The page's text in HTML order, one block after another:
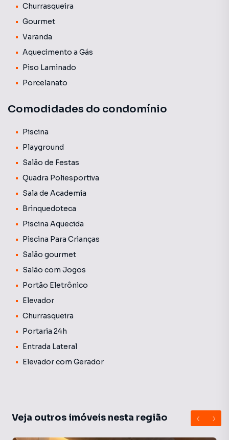
Churrasqueira
Gourmet
Varanda
Aquecimento a Gás
Piso Laminado
Porcelanato
Comodidades do condomínio
Piscina
Playground
Salão de Festas
Quadra Poliesportiva
Sala de Academia
Brinquedoteca
Piscina Aquecida
Piscina Para Crianças
Salão gourmet
Salão com Jogos
Portão Eletrônico
Elevador
Churrasqueira
Portaria 24h
Entrada Lateral
Elevador com Gerador
Veja outros imóveis nesta região